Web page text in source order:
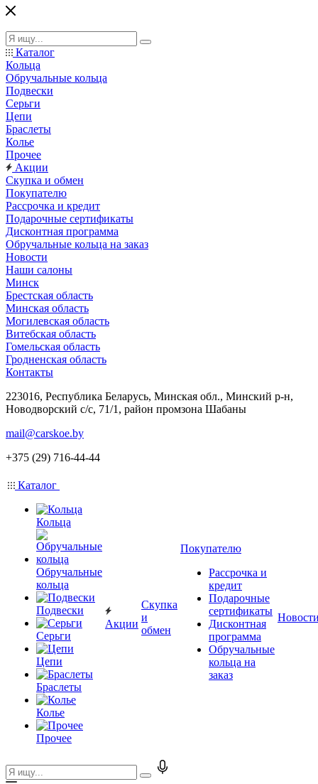
Каталог
Кольца
Обручальные кольца
Подвески
Серьги
Цепи
Браслеты
Колье
Прочее
Акции
Скупка и обмен
Покупателю
Рассрочка и кредит
Подарочные сертификаты
Дисконтная программа
Обручальные кольца на заказ
Новости
Наши салоны
Минск
Брестская область
Минская область
Могилевская область
Витебская область
Гомельская область
Гродненская область
Контакты
223016, Республика Беларусь, Минская обл., Минский р-н,
Новодворский с/с, 71/1, район промзона Шабаны
mail@carskoe.by
+375 (29) 716-44-44
Каталог
Кольца
Обручальные
кольца
Подвески
Серьги
Цепи
Браслеты
Колье
Прочее
Акции
Скупка
и
обмен
Покупателю
Рассрочка и
кредит
Подарочные
сертификаты
Дисконтная
программа
Обручальные
кольца на
заказ